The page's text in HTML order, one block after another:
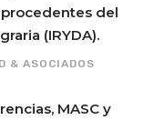
del
(IRYDA).
& ASOCIADOS
MASC y